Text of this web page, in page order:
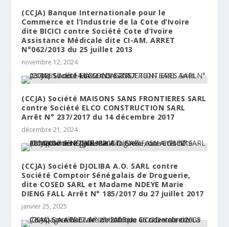
(CCJA) Banque Internationale pour le
Commerce et l’Industrie de la Cote d’Ivoire
dite BICICI contre Société Cote d’Ivoire
Assistance Médicale dite CI-AM. ARRET
N°062/2013 du 25 juillet 2013
novembre 12, 2024
(CCJA) Société MAISONS SANS FRONTIERES SARL
contre Société ELCO CONSTRUCTION SARL
Arrêt N° 237/2017 du 14 décembre 2017
décembre 21, 2024
(CCJA) Société DJOLIBA A.O. SARL contre
Société Comptoir Sénégalais de Droguerie,
dite COSED SARL et Madame NDEYE Marie
DIENG FALL Arrêt N° 185/2017 du 27 juillet 2017
janvier 25, 2025